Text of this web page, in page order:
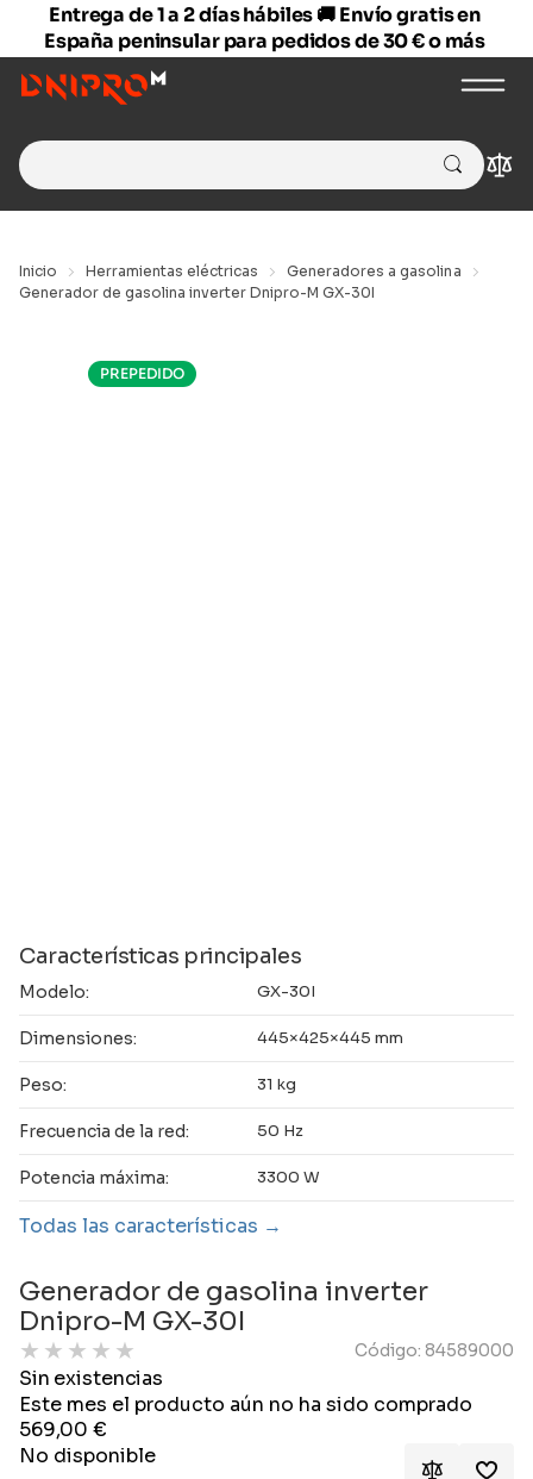
Entrega de 1 a 2 días hábiles 🚚 Envío gratis en
España peninsular para pedidos de 30 € o más
Search
for:
Inicio Herramientas eléctricas
Generadores a gasolina
Generador de gasolina inverter Dnipro-M GX-30I
PREPEDIDO
Características principales
Modelo: GX-30I
Dimensiones: 445×425×445 mm
Peso: 31 kg
Frecuencia de la red: 50 Hz
Potencia máxima: 3300 W
Todas las características
Generador de gasolina inverter
Dnipro-M GX-30I
★ ★ ★ ★ ★ Código: 84589000
Sin existencias
Este mes el producto aún no ha sido comprado
569,00€
No disponible